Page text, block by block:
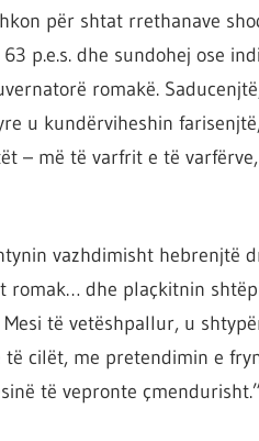
për shtat rrethanave
p.e.s. dhe sundohej ose
romakë.
u kundërviheshin
– më të varfrit e të
vazhdimisht hebrenjtë
romak… dhe plaçkitnin
të vetëshpallur, u
të cilët, me pretendimin e
të vepronte